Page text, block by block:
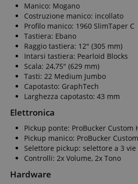
Manico: Mogano
Costruzione manico: incollato
Profilo manico: 1960 SlimTaper C
Tastiera: Ebano
Raggio tastiera: 12" (305 mm)
Intarsi tastiera: Pearloid Blocks
Scala: 24,75" (629 mm)
Tasti: 22 Medium Jumbo
Capotasto: GraphTech
Larghezza capotasto: 43 mm
Elettronica
Pickup ponte: ProBucker Custom
Pickup manico: ProBucker
Selettore pickup: selettore a 3 vie
Controlli: 2x Volume, 2x Tono
Hardware